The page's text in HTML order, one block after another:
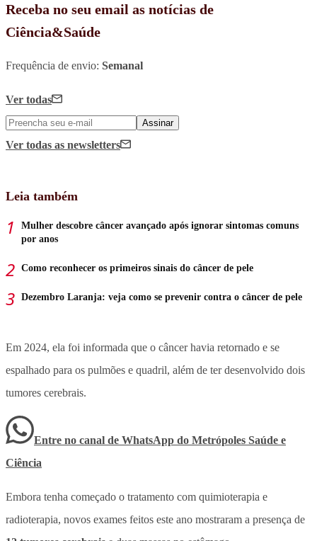
Receba no seu email as notícias de
Ciência&Saúde
Frequência de envio: Semanal
Ver todas
Assinar
Ver todas as newsletters
Leia também
Mulher descobre câncer avançado após ignorar sintomas comuns
por anos
Como reconhecer os primeiros sinais do câncer de pele
Dezembro Laranja: veja como se prevenir contra o câncer de pele
Em 2024, ela foi informada que o câncer havia retornado e se
espalhado para os pulmões e quadril, além de ter desenvolvido dois
tumores cerebrais.
Entre no canal de WhatsApp do Metrópoles Saúde e
Ciência
Embora tenha começado o tratamento com quimioterapia e
radioterapia, novos exames feitos este ano mostraram a presença de